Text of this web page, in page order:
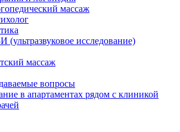
массаж
(ультразвуковое исследование)
массаж
вопросы
в апартаментах рядом с клиникой